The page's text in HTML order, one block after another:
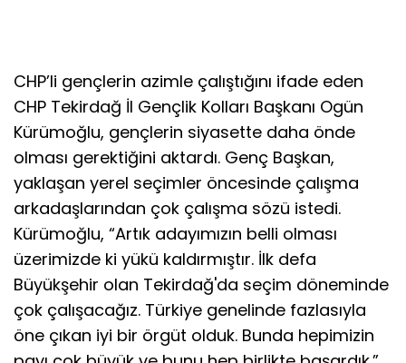
CHP’li gençlerin azimle çalıştığını ifade eden
CHP Tekirdağ İl Gençlik Kolları Başkanı Ogün
Kürümoğlu, gençlerin siyasette daha önde
olması gerektiğini aktardı. Genç Başkan,
yaklaşan yerel seçimler öncesinde çalışma
arkadaşlarından çok çalışma sözü istedi.
Kürümoğlu, “Artık adayımızın belli olması
üzerimizde ki yükü kaldırmıştır. İlk defa
Büyükşehir olan Tekirdağ'da seçim döneminde
çok çalışacağız. Türkiye genelinde fazlasıyla
öne çıkan iyi bir örgüt olduk. Bunda hepimizin